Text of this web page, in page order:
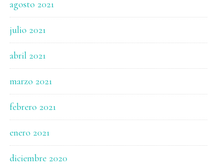
agosto 2021
julio 2021
abril 2021
marzo 2021
febrero 2021
enero 2021
diciembre 2020